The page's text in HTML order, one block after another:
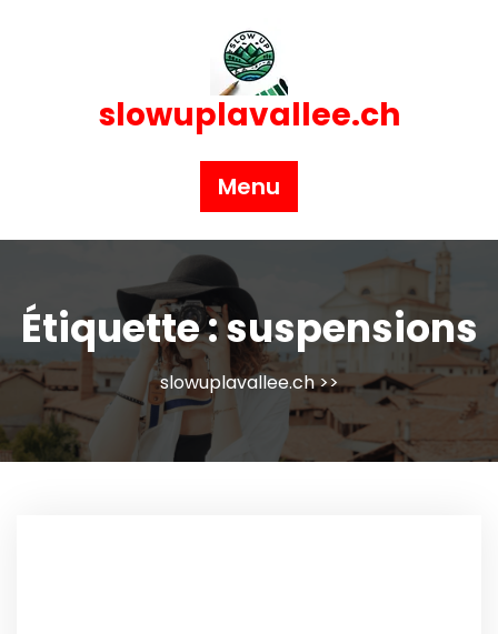
slowuplavallee.ch
Menu
Étiquette :suspensions
slowuplavallee.ch>>